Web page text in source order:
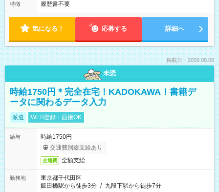
特徴 履歴書不要
気になる！ 応募する 詳細へ
掲載日：2026.08.08
未読
時給1750円＊完全在宅！KADOKAWA！書籍デ
ータに関わるデータ入力
派遣 WEB登録・面接OK
給与
時給1750円
交通費別途支給あり
交通費 全額支給
勤務地
東京都千代田区
飯田橋駅から徒歩3分 / 九段下駅から徒歩7分